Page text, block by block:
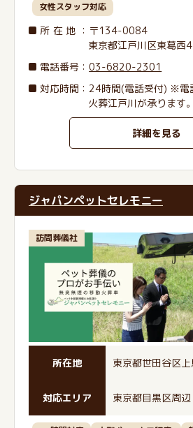
女性スタッフ対応
所在地 ：〒134-0084
東京都江戸川区東葛
電話番号 ：03-6820-2301
対応時間：24時間(電話受付) ※電
火葬江戸川が承ります。
詳細を見る
ジャパンペットセレモニー
訪問葬儀社
所在地 東京都世田谷区
対応エリア 東京都目黒区周辺